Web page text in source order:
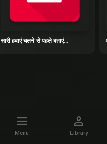
Menu Library
सारी हवाएं चलने से पहले बताएं...